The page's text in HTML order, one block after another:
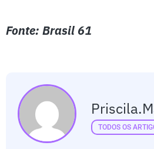
Fonte: Brasil 61
TODOS OS